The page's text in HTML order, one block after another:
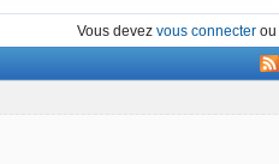
Vous devez vous connecter ou